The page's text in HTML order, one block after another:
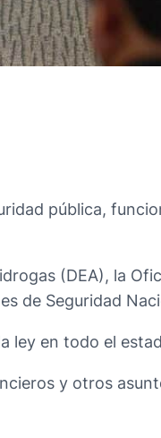
pública,
(DEA), la
de Seguridad
ley en todo el
y otros